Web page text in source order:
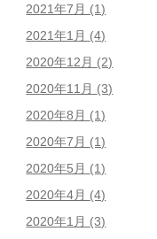
2021年7月 (1)
2021年1月 (4)
2020年12月 (2)
2020年11月 (3)
2020年8月 (1)
2020年7月 (1)
2020年5月 (1)
2020年4月 (4)
2020年1月 (3)